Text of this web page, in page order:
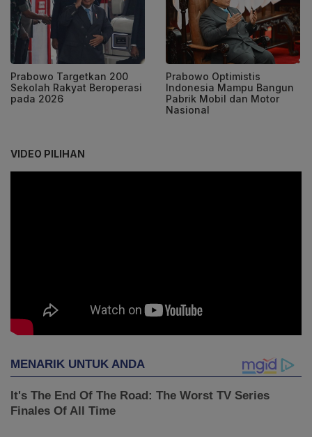
Prabowo Targetkan 200
Sekolah Rakyat Beroperasi
pada 2026
Prabowo Optimistis
Indonesia Mampu Bangun
Pabrik Mobil dan Motor
Nasional
VIDEO PILIHAN